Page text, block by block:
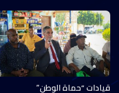
قيادات “حماة الوطن”